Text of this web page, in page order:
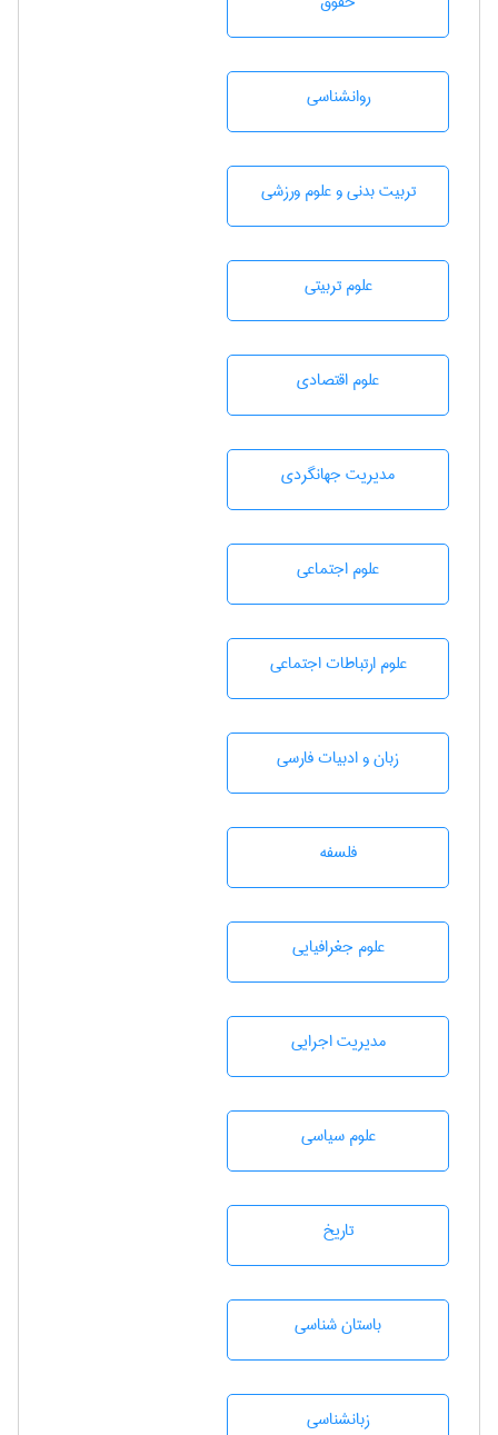
روانشناسی
تربيت بدنی و علوم ورزشی
علوم تربيتی
علوم اقتصادی
مديريت جهانگردی
علوم اجتماعی
علوم ارتباطات اجتماعی
زبان و ادبيات فارسی
فلسفه
علوم جغرافيايی
مديريت اجرايی
علوم سياسی
تاريخ
باستان شناسی
زبانشناسی